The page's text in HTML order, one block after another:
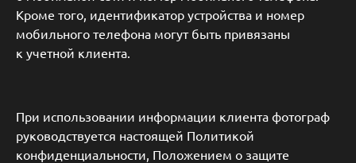
Кроме того, идентификатор устройства и номер
мобильного телефона могут быть привязаны
к учетной клиента.
При использовании информации клиента фотограф
руководствуется настоящей Политикой
конфиденциальности, Положением о защите